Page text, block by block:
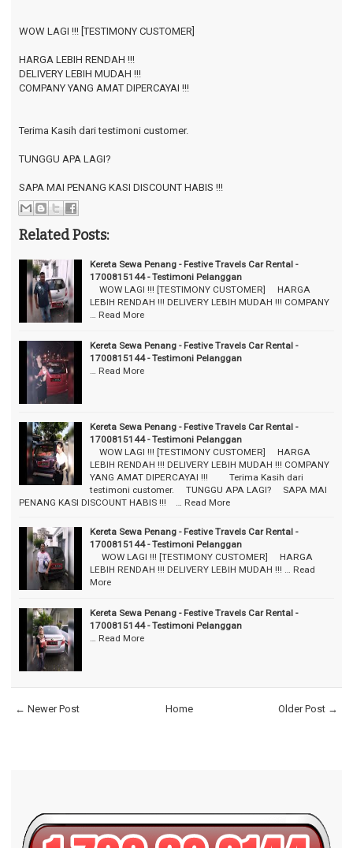
WOW LAGI !!! [TESTIMONY CUSTOMER]
HARGA LEBIH RENDAH !!!
DELIVERY LEBIH MUDAH !!!
COMPANY YANG AMAT DIPERCAYAI !!!
Terima Kasih dari testimoni customer.
TUNGGU APA LAGI?
SAPA MAI PENANG KASI DISCOUNT HABIS !!!
Related Posts:
Kereta Sewa Penang - Festive Travels Car Rental -
1700815144 - Testimoni Pelanggan
⠀ WOW LAGI !!! [TESTIMONY CUSTOMER] ⠀ HARGA
LEBIH RENDAH !!! DELIVERY LEBIH MUDAH !!! COMPANY
Read More
Kereta Sewa Penang - Festive Travels Car Rental -
1700815144 - Testimoni Pelanggan
Read More
Kereta Sewa Penang - Festive Travels Car Rental -
1700815144 - Testimoni Pelanggan
⠀ WOW LAGI !!! [TESTIMONY CUSTOMER] ⠀ HARGA
LEBIH RENDAH !!! DELIVERY LEBIH MUDAH !!! COMPANY
YANG AMAT DIPERCAYAI !!! ⠀ ⠀ Terima Kasih dari
testimoni customer. ⠀ TUNGGU APA LAGI? ⠀ SAPA MAI
PENANG KASI DISCOUNT HABIS !!! ⠀…
Read More
Kereta Sewa Penang - Festive Travels Car Rental -
1700815144 - Testimoni Pelanggan
⠀ WOW LAGI !!! [TESTIMONY CUSTOMER] ⠀ HARGA
LEBIH RENDAH !!! DELIVERY LEBIH MUDAH !!! …
Read
More
Kereta Sewa Penang - Festive Travels Car Rental -
1700815144 - Testimoni Pelanggan
Read More
← Newer Post Older Post →
Home